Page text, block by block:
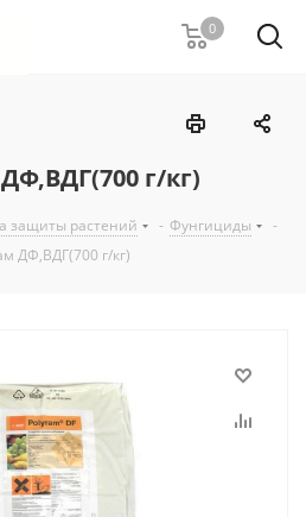
0
г/кг)
защиты растений - Фунгициды
-
ДФ,ВДГ(700 г/кг)